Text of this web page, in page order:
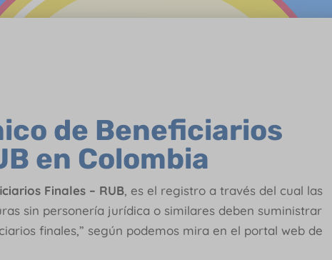
de Beneficiarios
en Colombia
Finales – RUB, es el registro a través del cual las
sin personería jurídica o similares deben suministrar
finales,” según podemos mira en el portal web de